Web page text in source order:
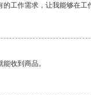
工作需求，让我能够在工
收到商品。